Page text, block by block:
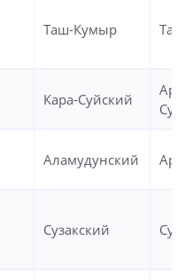
Таш-Кумыр
Кара-Суйский
Суу)
Аламудунский
Сузакский